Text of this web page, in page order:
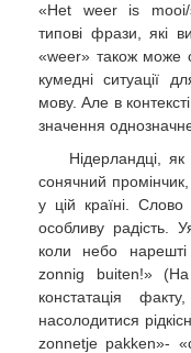
«Het weer is mooi/
типові фрази, які
«weer» також може
кумедні ситуації
мову. Але в
значення
Нідерландці,
сонячний
у цій країні. Слово
особливу радість.
коли небо
zonnig buiten!»
констатація
насолодитися
zonnetje pakken»-